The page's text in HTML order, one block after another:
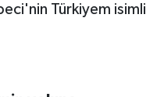
Türkiyem isimli